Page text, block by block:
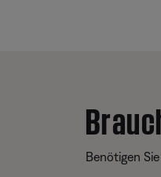
Benötigen